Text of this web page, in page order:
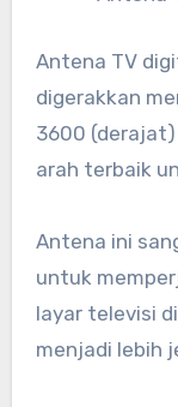
Antena TV
digerakkan
3600
arah terbaik
Antena ini
untuk
layar televisi
menjadi lebih